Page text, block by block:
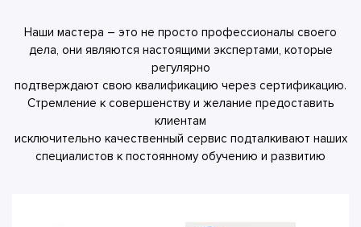
Наши мастера – это не просто профессионалы своего
дела, они являются настоящими экспертами, которые
регулярно
подтверждают свою квалификацию через сертификацию.
Стремление к совершенству и желание предоставить
клиентам
исключительно качественный сервис подталкивают наших
специалистов к постоянному обучению и развитию